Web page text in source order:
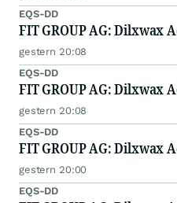
EQS-DD
FIT GROUP AG: Dilxwax
gestern 20:08
EQS-DD
FIT GROUP AG: Dilxwax
gestern 20:08
EQS-DD
FIT GROUP AG: Dilxwax
gestern 20:00
EQS-DD